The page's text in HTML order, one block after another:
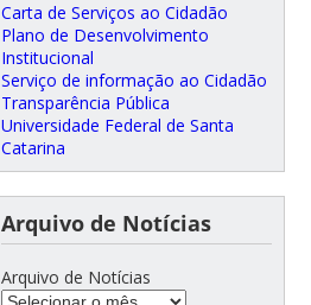
Carta de Serviços ao Cidadão
Plano de Desenvolvimento
Institucional
Serviço de informação ao Cidadão
Transparência Pública
Universidade Federal de Santa
Catarina
Arquivo de Notícias
Arquivo de Notícias